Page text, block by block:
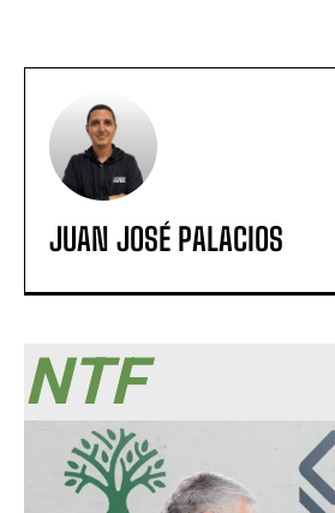
JUAN JOSÉ PALACIOS
NTF